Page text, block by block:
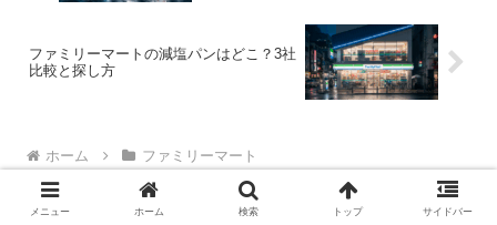
ファミリーマートの減塩パンはどこ？3社
比較と探し方
ホーム ファミリーマート
メニュー ホーム 検索 トップ サイドバー